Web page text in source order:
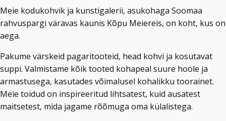
Meie kodukohvik ja kunstigalerii, asukohaga Soomaa
rahvuspargi väravas kaunis Kõpu Meiereis, on koht, kus on
aega.
Pakume värskeid pagaritooteid, head kohvi ja kosutavat
suppi. Valmistame kõik tooted kohapeal suure hoole ja
armastusega, kasutades võimalusel kohalikku toorainet.
Meie toidud on inspireeritud lihtsatest, kuid ausatest
maitsetest, mida jagame rõõmuga oma külalistega.